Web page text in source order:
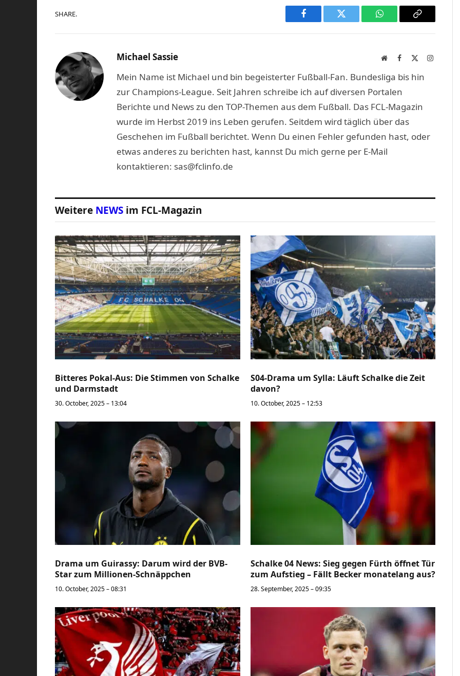
SHARE.
Facebook Twitter WhatsAppCopy
Michael Sassie WebsiteFacebook
Mein Name ist Michael und bin begeisterter Fußball-Fan. Bundesliga bis hin
zur Champions-League. Seit Jahren schreibe ich auf diversen Portalen
Berichte und News zu den TOP-Themen aus dem Fußball. Das FCL-Magazin
wurde im Herbst 2019 ins Leben gerufen. Seitdem wird täglich über das
Geschehen im Fußball berichtet. Wenn Du einen Fehler gefunden hast, oder
etwas anderes zu berichten hast, kannst Du mich gerne per E-Mail
kontaktieren: sas@fclinfo.de
Weitere NEWS im FCL-Magazin
Bitteres Pokal-Aus: Die Stimmen von Schalke
und Darmstadt
30. October, 2025 – 13:04
S04-Drama um Sylla: Läuft Schalke die Zeit
davon?
10. October, 2025 – 12:53
Drama um Guirassy: Darum wird der BVB-
Star zum Millionen-Schnäppchen
10. October, 2025 – 08:31
Schalke 04 News: Sieg gegen Fürth öffnet Tür
zum Aufstieg – Fällt Becker monatelang aus?
28. September, 2025 – 09:35